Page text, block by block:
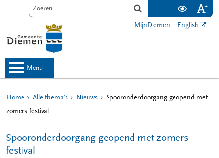
MijnDiemen English
menu
Home Alle thema's Nieuws
Spooronderdoorgang geopend met
zomers festival
Spooronderdoorgang geopend met zomers
festival